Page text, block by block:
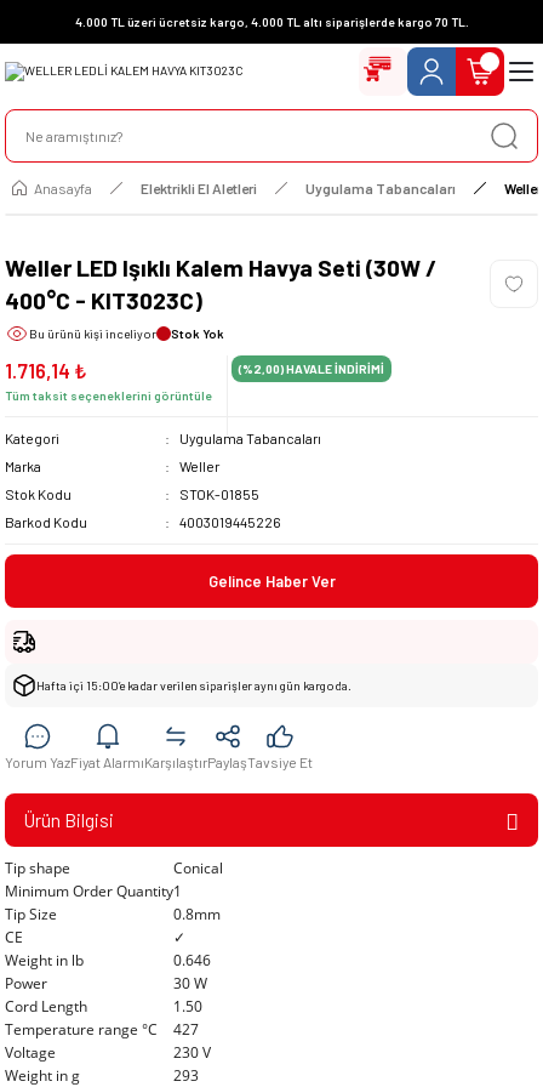
4.000 TL üzeri ücretsiz kargo, 4.000 TL altı siparişlerde kargo 70 TL.
Anasayfa Elektrikli El Aletleri Uygulama Tabancaları
Weller LED Işıklı Kalem Havya Seti (30W /
400°C - KIT3023C)
Bu ürünü kişi inceliyor Stok Yok
1.716,14 ₺
Tüm taksit seçeneklerini görüntüle
(%2,00)HAVALE İNDİRİMİ
Kategori
Uygulama Tabancaları
Marka
Weller
Stok Kodu
STOK-01855
Barkod Kodu
4003019445226
Gelince Haber Ver
Hafta içi 15:00’e kadar verilen siparişler aynı gün kargoda.
Yorum YazFiyat AlarmıKarşılaştırPaylaşTavsiye Et
Ürün Bilgisi
Tip shape
Conical
Minimum Order Quantity1
Tip Size
0.8mm
CE
✓
Weight in lb
0.646
Power
30 W
Cord Length
1.50
Temperature range °C
427
Voltage
230 V
Weight in g
293